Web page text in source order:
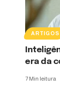
ARTIGOS
era da
7 Min leitura